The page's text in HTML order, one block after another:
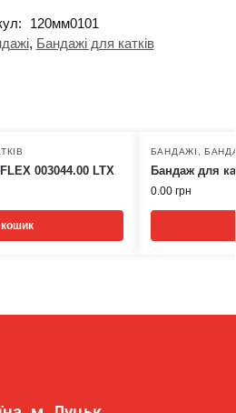
120мм0101
, Бандажі для катків
003044.00 LTX
БАНДАЖІ ,
Бандаж для
0.00 грн